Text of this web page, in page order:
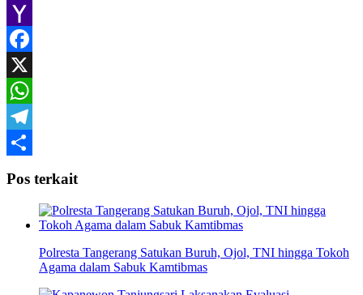
Gmail
Yahoo
Mail
Facebook
X
WhatsApp
Telegram
Pos terkait
Polresta Tangerang Satukan Buruh, Ojol, TNI hingga Tokoh
Agama dalam Sabuk Kamtibmas